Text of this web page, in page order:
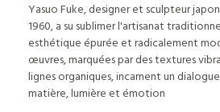
Yasuo Fuke, designer et sculpteur
1960, a su sublimer l'artisanat
esthétique épurée et radicalement
œuvres, marquées par des textures
lignes organiques, incarnent un
matière, lumière et émotion